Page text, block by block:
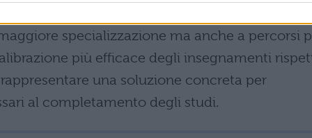
specializzazione ma anche a percorsi
più efficace degli insegnamenti
una soluzione concreta per
al completamento degli studi.